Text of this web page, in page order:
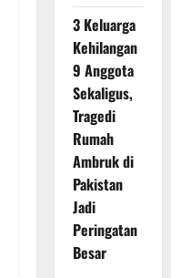
3 Keluarga
Kehilangan
9 Anggota
Sekaligus,
Tragedi
Rumah
Ambruk di
Pakistan
Jadi
Peringatan
Besar